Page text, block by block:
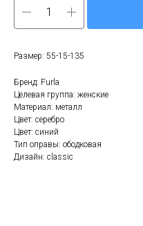
Размер: 55-15-135
Бренд: Furla
Целевая группа: женские
Материал: металл
Цвет: серебро
Цвет: синий
Тип оправы: ободковая
Дизайн: classic